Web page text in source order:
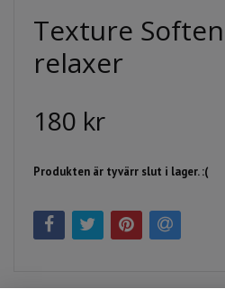
Texture
relaxer
180 kr
Produkten är tyvärr slut i lager. :(